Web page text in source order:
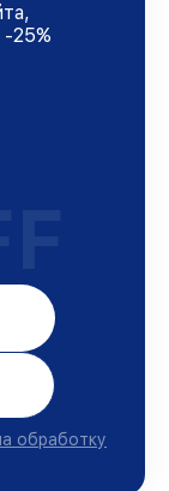
25%
обработку